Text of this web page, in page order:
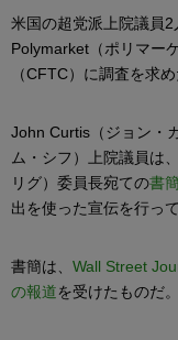
米国の超党派上院議員
Polymarket（ポリマー
（CFTC）に調査を求め
John Curtis（ジョン・
ム・シフ）上院議員は
リグ）委員長宛ての書簡
出を使った宣伝を行っ
書簡は、 Wall Street
の報道を受けたものだ。